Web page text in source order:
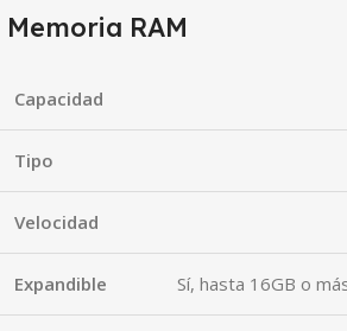
Memoria RAM
Capacidad
Tipo
Velocidad
Expandible Sí, hasta 16GB o